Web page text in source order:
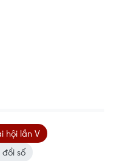
hội lần V
số